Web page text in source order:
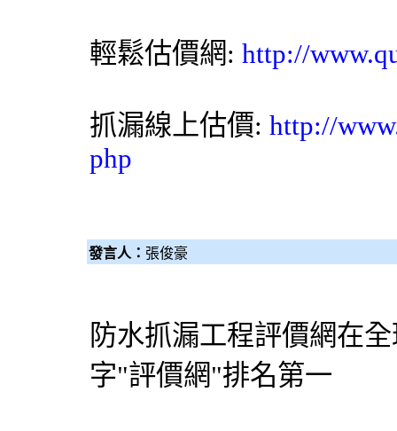
輕鬆估價網: http://
抓漏線上估價: http://
php
發言人： 張俊豪
防水抓漏工程評價網在
字"評價網"排名第一